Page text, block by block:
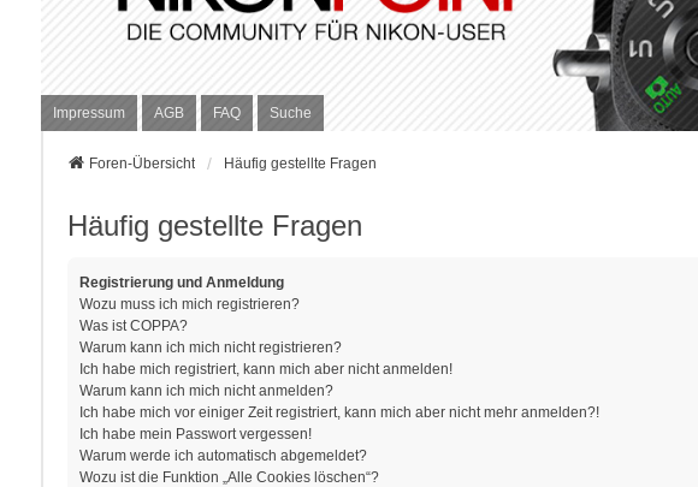
Impressum AGB FAQ Suche
Foren-Übersicht Häufig gestellte Fragen
Häufig gestellte Fragen
Registrierung und Anmeldung
Wozu muss ich mich registrieren?
Was ist COPPA?
Warum kann ich mich nicht registrieren?
Ich habe mich registriert, kann mich aber nicht anmelden!
Warum kann ich mich nicht anmelden?
Ich habe mich vor einiger Zeit registriert, kann mich aber nicht mehr anmelden?!
Ich habe mein Passwort vergessen!
Warum werde ich automatisch abgemeldet?
Wozu ist die Funktion „Alle Cookies löschen“?